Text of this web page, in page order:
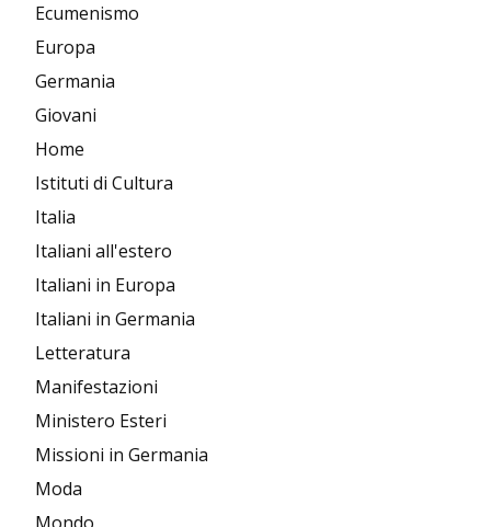
Ecumenismo
Europa
Germania
Giovani
Home
Istituti di Cultura
Italia
Italiani all'estero
Italiani in Europa
Italiani in Germania
Letteratura
Manifestazioni
Ministero Esteri
Missioni in Germania
Moda